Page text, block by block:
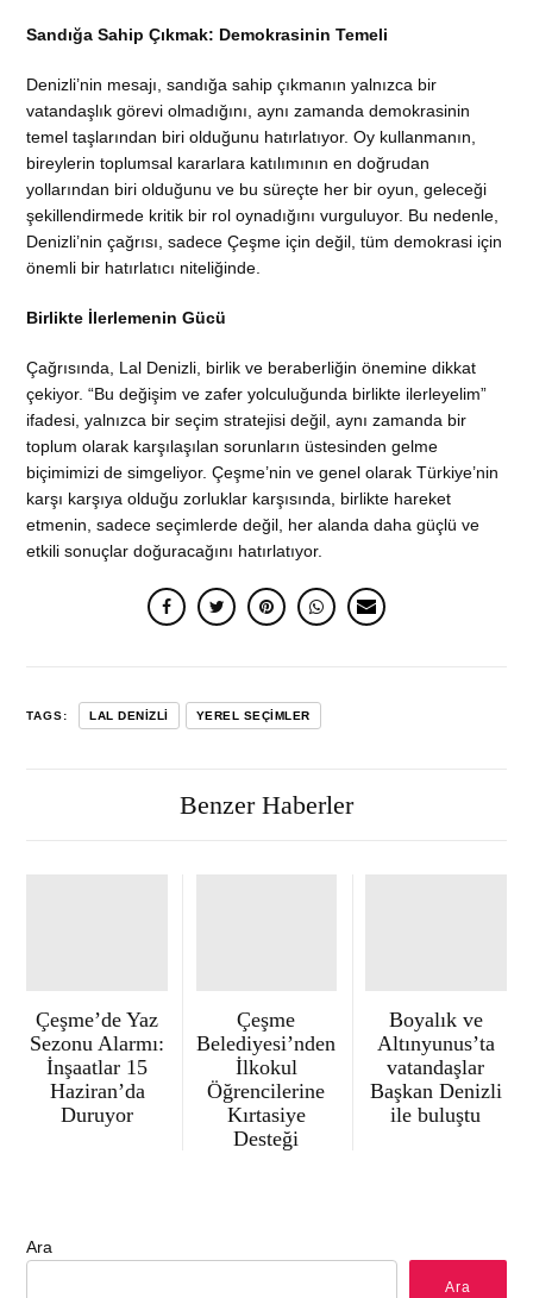
Sandığa Sahip Çıkmak: Demokrasinin Temeli
Denizli’nin mesajı, sandığa sahip çıkmanın yalnızca bir
vatandaşlık görevi olmadığını, aynı zamanda demokrasinin
temel taşlarından biri olduğunu hatırlatıyor. Oy kullanmanın,
bireylerin toplumsal kararlara katılımının en doğrudan
yollarından biri olduğunu ve bu süreçte her bir oyun, geleceği
şekillendirmede kritik bir rol oynadığını vurguluyor. Bu nedenle,
Denizli’nin çağrısı, sadece Çeşme için değil, tüm demokrasi için
önemli bir hatırlatıcı niteliğinde.
Birlikte İlerlemenin Gücü
Çağrısında, Lal Denizli, birlik ve beraberliğin önemine dikkat
çekiyor. “Bu değişim ve zafer yolculuğunda birlikte ilerleyelim”
ifadesi, yalnızca bir seçim stratejisi değil, aynı zamanda bir
toplum olarak karşılaşılan sorunların üstesinden gelme
biçimimizi de simgeliyor. Çeşme’nin ve genel olarak Türkiye’nin
karşı karşıya olduğu zorluklar karşısında, birlikte hareket
etmenin, sadece seçimlerde değil, her alanda daha güçlü ve
etkili sonuçlar doğuracağını hatırlatıyor.
TAGS: LAL DENIZLI YEREL SEÇIMLER
Benzer Haberler
Çeşme’de Yaz
Sezonu Alarmı:
İnşaatlar 15
Haziran’da
Duruyor
Çeşme
Belediyesi’nden
İlkokul
Öğrencilerine
Kırtasiye
Desteği
Boyalık ve
Altınyunus’ta
vatandaşlar
Başkan Denizli
ile buluştu
Ara
Ara